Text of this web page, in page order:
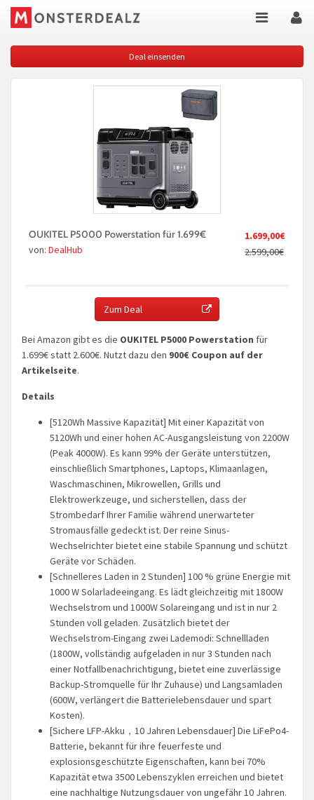
Deal einsenden
1.699,00€
2.599,00€
OUKITEL P5000 Powerstation für 1.699€
von: DealHub
Zum Deal
Bei Amazon gibt es die OUKITEL P5000 Powerstation für
1.699€ statt 2.600€. Nutzt dazu den 900€ Coupon auf der
Artikelseite.
Details
[5120Wh Massive Kapazität] Mit einer Kapazität von
5120Wh und einer hohen AC-Ausgangsleistung von 2200W
(Peak 4000W). Es kann 99% der Geräte unterstützen,
einschließlich Smartphones, Laptops, Klimaanlagen,
Waschmaschinen, Mikrowellen, Grills und
Elektrowerkzeuge, und sicherstellen, dass der
Strombedarf Ihrer Familie während unerwarteter
Stromausfälle gedeckt ist. Der reine Sinus-
Wechselrichter bietet eine stabile Spannung und schützt
Geräte vor Schäden.
[Schnelleres Laden in 2 Stunden] 100 % grüne Energie mit
1000 W Solarladeeingang. Es lädt gleichzeitig mit 1800W
Wechselstrom und 1000W Solareingang und ist in nur 2
Stunden voll geladen. Zusätzlich bietet der
Wechselstrom-Eingang zwei Lademodi: Schnellladen
(1800W, vollständig aufgeladen in nur 3 Stunden nach
einer Notfallbenachrichtigung, bietet eine zuverlässige
Backup-Stromquelle für Ihr Zuhause) und Langsamladen
(600W, verlängert die Batterielebensdauer und spart
Kosten).
[Sichere LFP-Akku，10 Jahren Lebensdauer] Die LiFePo4-
Batterie, bekannt für ihre feuerfeste und
explosionsgeschützte Eigenschaften, kann bei 70%
Kapazität etwa 3500 Lebenszyklen erreichen und bietet
eine nachhaltige Nutzungsdauer von ungefähr 10 Jahren.